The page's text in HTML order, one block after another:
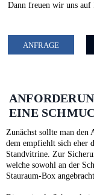
Dann freuen wir uns auf
ANFRAGE
EINE
Zunächst sollte man
dem empfiehlt sich eher
Standvitrine. Zur
welche sowohl an der
Stauraum-Box